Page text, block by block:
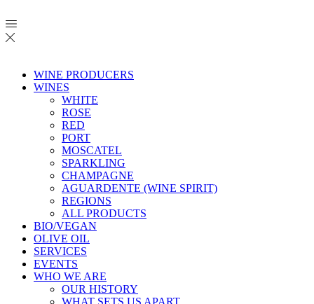
WINE PRODUCERS
WINES
WHITE
ROSE
RED
PORT
MOSCATEL
SPARKLING
CHAMPAGNE
AGUARDENTE (WINE SPIRIT)
REGIONS
ALL PRODUCTS
BIO/VEGAN
OLIVE OIL
SERVICES
EVENTS
WHO WE ARE
OUR HISTORY
WHAT SETS US APART